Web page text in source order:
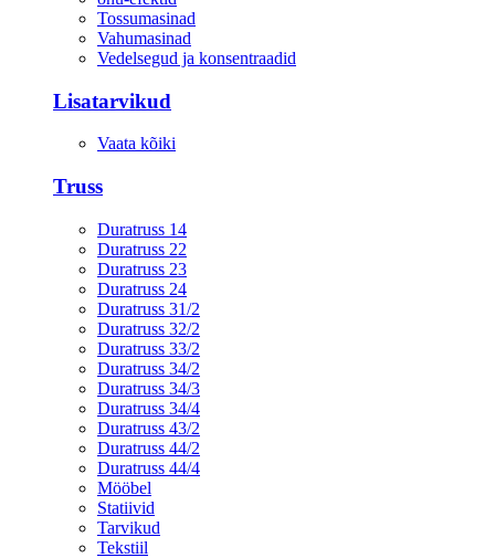
Tossumasinad
Vahumasinad
Vedelsegud ja konsentraadid
Lisatarvikud
Vaata kõiki
Truss
Duratruss 14
Duratruss 22
Duratruss 23
Duratruss 24
Duratruss 31/2
Duratruss 32/2
Duratruss 33/2
Duratruss 34/2
Duratruss 34/3
Duratruss 34/4
Duratruss 43/2
Duratruss 44/2
Duratruss 44/4
Mööbel
Statiivid
Tarvikud
Tekstiil